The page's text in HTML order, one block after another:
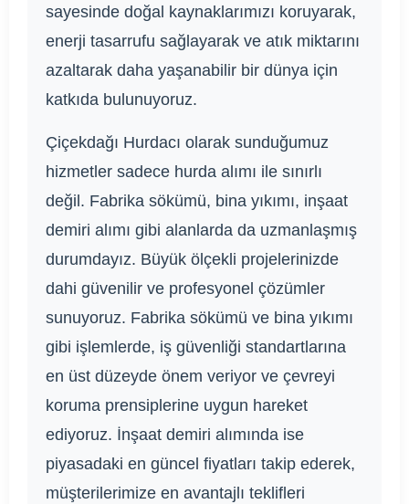
sayesinde doğal kaynaklarımızı koruyarak,
enerji tasarrufu sağlayarak ve atık miktarını
azaltarak daha yaşanabilir bir dünya için
katkıda bulunuyoruz.
Çiçekdağı Hurdacı olarak sunduğumuz
hizmetler sadece hurda alımı ile sınırlı
değil. Fabrika sökümü, bina yıkımı, inşaat
demiri alımı gibi alanlarda da uzmanlaşmış
durumdayız. Büyük ölçekli projelerinizde
dahi güvenilir ve profesyonel çözümler
sunuyoruz. Fabrika sökümü ve bina yıkımı
gibi işlemlerde, iş güvenliği standartlarına
en üst düzeyde önem veriyor ve çevreyi
koruma prensiplerine uygun hareket
ediyoruz. İnşaat demiri alımında ise
piyasadaki en güncel fiyatları takip ederek,
müşterilerimize en avantajlı teklifleri